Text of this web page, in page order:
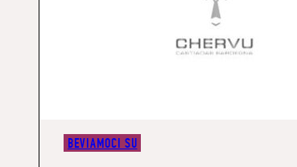
BEVIAMOCI SU